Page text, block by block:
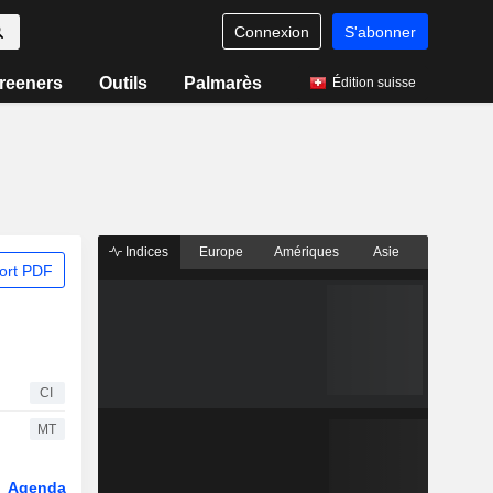
Connexion S'abonner
Outils Palmarès Édition suisse
PDF
CI
MT
Agenda
Indices Europe Amériques Asie